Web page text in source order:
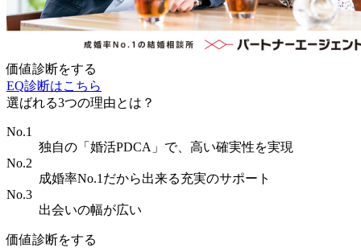
価値診断をする
EQ診断はこちら
選ばれる3つの理由とは？
No.1
独自の「婚活PDCA」で、高い確実性を実現
No.2
成婚率No.1だから出来る充実のサポート
No.3
出会いの幅が広い
価値診断をする